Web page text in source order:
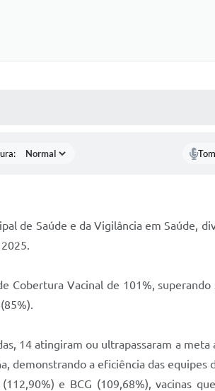
de Saúde e da Vigilância em Saúde,
Cobertura Vacinal de 101%,
14 atingiram ou ultrapassaram a
demonstrando a eficiência das equipes
e BCG (109,68%), vacinas